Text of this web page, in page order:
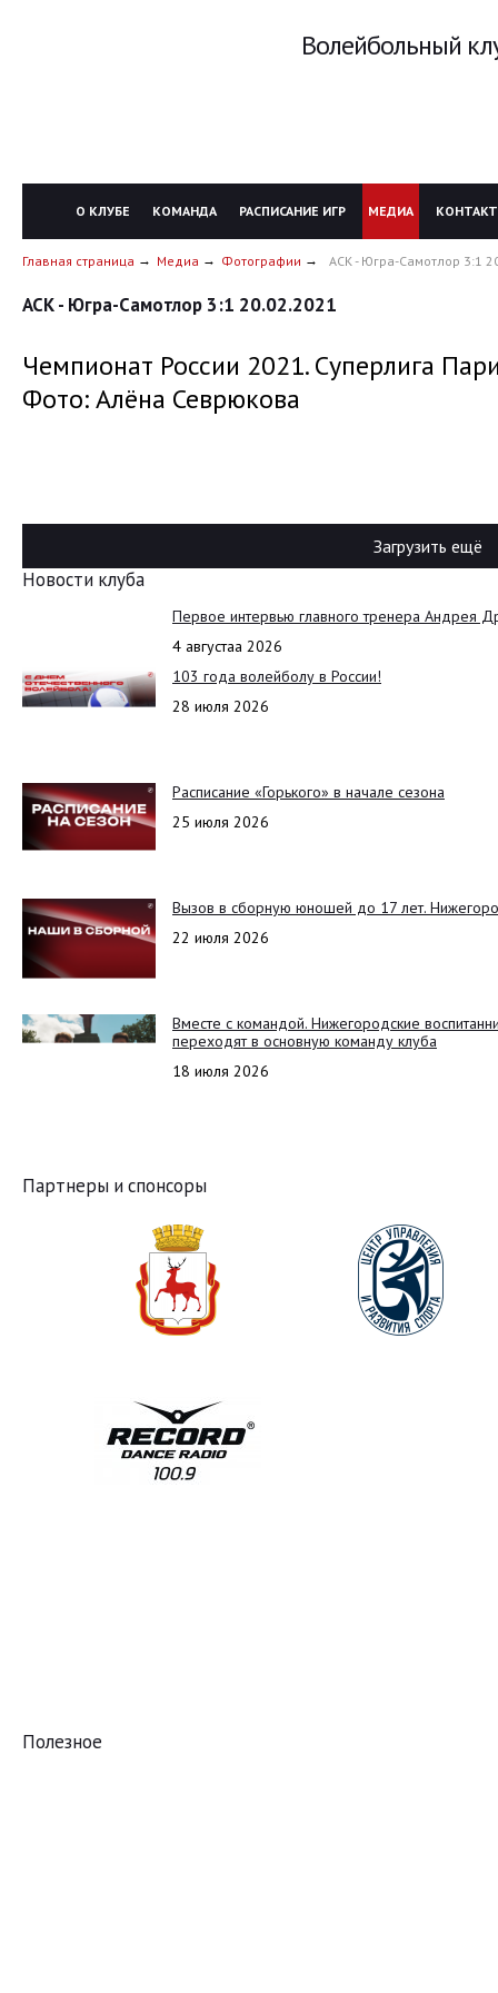
Волейбольный
О КЛУБЕ КОМАНДА РАСПИСАНИЕ ИГР МЕДИА
Главная страница Медиа Фотографии АСК - Югра-Самотлор 3:1
АСК - Югра-Самотлор 3:1 20.02.2021
Чемпионат России 2021. Суперлига
Фото: Алёна Севрюкова
Загрузить ещё
Новости клуба
Первое интервью главного тренера Андрея
4 августаа 2026
103 года волейболу в России!
28 июля 2026
Расписание «Горького» в начале сезона
25 июля 2026
Вызов в сборную юношей до 17 лет.
22 июля 2026
Вместе с командой. Нижегородские
переходят в основную команду клуба
18 июля 2026
Партнеры и спонсоры
Полезное